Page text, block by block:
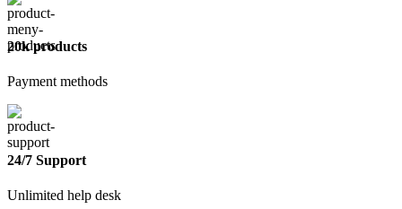
20k products
Payment methods
24/7 Support
Unlimited help desk